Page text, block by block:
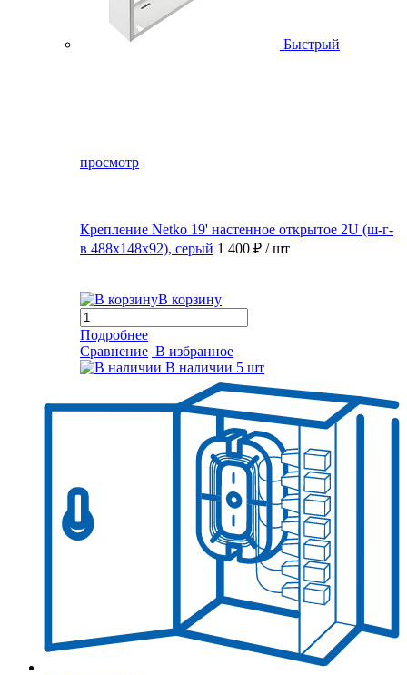
Быстрый
просмотр
Крепление Netko 19' настенное открытое 2U (ш-г-
в 488х148х92), серый 1 400 ₽ / шт
В корзину
Подробнее
Сравнение В избранное
В наличии 5 шт